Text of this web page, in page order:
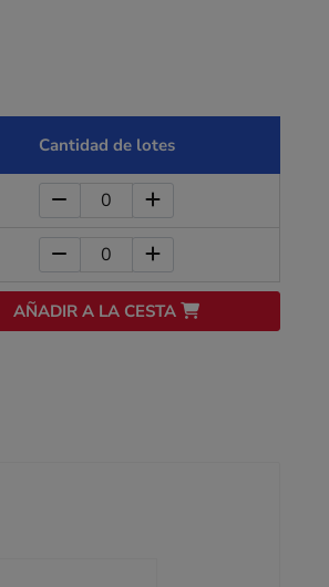
Cantidad de lotes
AÑADIR A LA CESTA